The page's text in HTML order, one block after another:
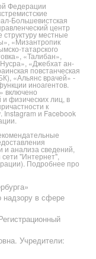
Федерации
Большевистская
центр
местные
«Мизантропик
татарского
«Талибан»,
«Джебхат ан-
повстанческая
«Альянс врачей» -
иноагентов.
включено
физических лиц, в
к
Instagram и Facebook
анализа сведений,
"Интернет",
Подробнее про
надзору в сфере
Учредители: